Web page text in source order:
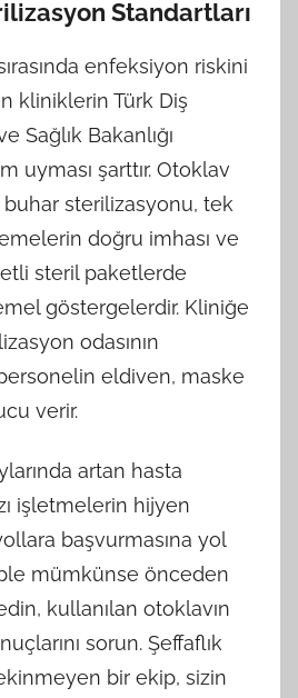
Standartları
enfeksiyon riskini
kliniklerin Türk Diş
Sağlık Bakanlığı
uyması şarttır. Otoklav
buhar sterilizasyonu, tek
doğru imhası ve
steril paketlerde
göstergelerdir. Kliniğe
odasının
eldiven, maske
verir.
artan hasta
işletmelerin hijyen
başvurmasına yol
mümkünse önceden
kullanılan otoklavın
sorun. Şeffaflık
bir ekip, sizin